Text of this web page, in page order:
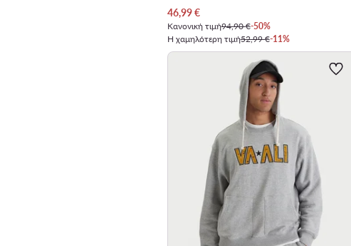
Τρέχουσα τιμή
46,99€
Κανονική τιμή94,90 €-50%
Η χαμηλότερη τιμή52,99 €-11%